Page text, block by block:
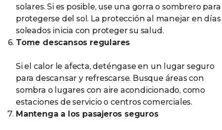
solares. Si es posible, use una gorra o sombrero para
protegerse del sol. La protección al manejar en días
soleados inicia con proteger su salud.
Tome descansos regulares
Si el calor le afecta, deténgase en un lugar seguro
para descansar y refrescarse. Busque áreas con
sombra o lugares con aire acondicionado, como
estaciones de servicio o centros comerciales.
Mantenga a los pasajeros seguros